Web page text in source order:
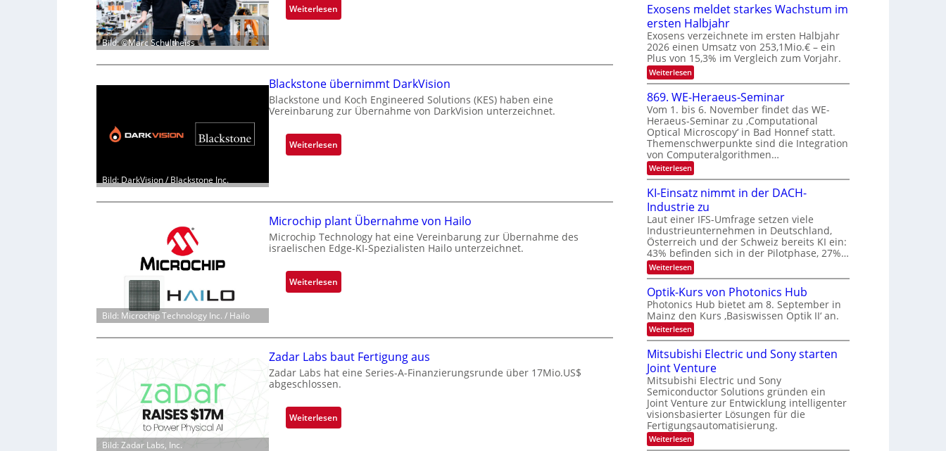
Bild: ©Marc Schultheiss
Weiterlesen
Z
a
n
d
o
t
l
t
i
c
e
r
a
Bild: DarkVision / Blackstone Inc.
Blackstone übernimmt DarkVision
Blackstone und Koch Engineered Solutions (KES) haben eine
Vereinbarung zur Übernahme von DarkVision unterzeichnet.
Weiterlesen
B
c
k
s
t
n
e
e
i
m
t
Bild: Microchip Technology Inc. / Hailo
Microchip plant Übernahme von Hailo
Microchip Technology hat eine Vereinbarung zur Übernahme des
israelischen Edge-KI-Spezialisten Hailo unterzeichnet.
Weiterlesen
M
r
o
c
h
p
Bild: Zadar Labs, Inc.
Zadar Labs baut Fertigung aus
Zadar Labs hat eine Series-A-Finanzierungsrunde über 17Mio.US$
abgeschlossen.
Weiterlesen
Z
s
O
N
2
0
2
6
n
n
d
i
e
K
I
m
i
t
d
e
n
k
t
Exosens meldet starkes Wachstum im
ersten Halbjahr
Exosens verzeichnete im ersten Halbjahr
2026 einen Umsatz von 253,1Mio.€ – ein
Plus von 15,3% im Vergleich zum Vorjahr.
Weiterlesen:
E
x
o
s
e
n
s
m
e
l
d
e
t
s
t
a
r
k
e
s
W
a
c
h
s
t
u
m
i
m
e
r
s
t
e
n
H
a
869. WE-Heraeus-Seminar
Vom 1. bis 6. November findet das WE-
Heraeus-Seminar zu ‚Computational
Optical Microscopy‘ in Bad Honnef statt.
Themenschwerpunkte sind die Integration
von Computeralgorithmen…
Weiterlesen:
8
9
.
W
E
-
H
e
r
a
u
s
-
S
e
m
i
n
a
r
KI-Einsatz nimmt in der DACH-
Industrie zu
Laut einer IFS-Umfrage setzen viele
Industrieunternehmen in Deutschland,
Österreich und der Schweiz bereits KI ein:
43% befinden sich in der Pilotphase, 27%…
Weiterlesen:
K
-
E
i
n
s
a
t
z
n
i
m
m
t
i
n
d
Optik-Kurs von Photonics Hub
Photonics Hub bietet am 8. September in
Mainz den Kurs ‚Basiswissen Optik II‘ an.
Weiterlesen:
O
p
t
i
k
-
K
u
r
s
v
o
Mitsubishi Electric und Sony starten
Joint Venture
Mitsubishi Electric und Sony
Semiconductor Solutions gründen ein
Joint Venture zur Entwicklung intelligenter
visionsbasierter Lösungen für die
Fertigungsautomatisierung.
Weiterlesen:
M